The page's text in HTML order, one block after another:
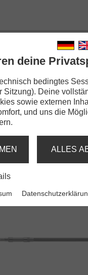
TELE
| 2.75LB |
deine
bedingtes
Sitzung). Deine
sowie externen
und uns die
ALLES